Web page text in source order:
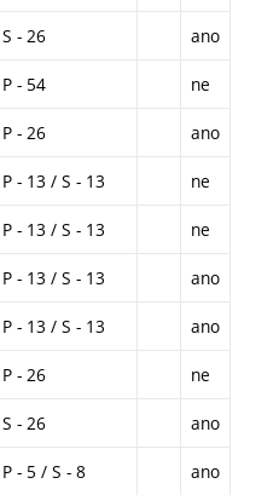
S - 26 ano
P - 54 ne
P - 26 ano
P - 13 / S - 13 ne
P - 13 / S - 13 ne
P - 13 / S - 13 ano
P - 13 / S - 13 ano
P - 26 ne
S - 26 ano
P - 5 / S - 8 ano